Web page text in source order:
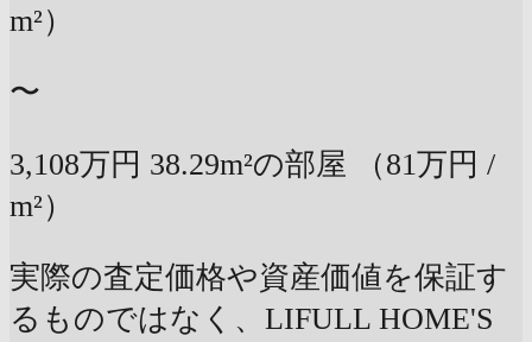
m²）
〜
3,108万円 38.29m²の部屋
（81万円 /
m²）
実際の査定価格や資産価値を保証す
るものではなく、LIFULL HOME'S